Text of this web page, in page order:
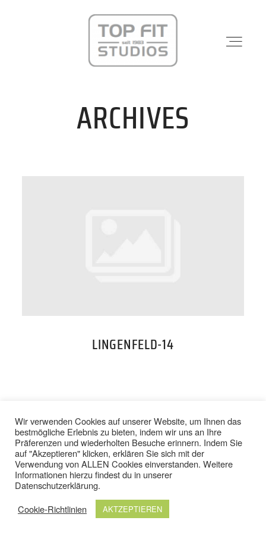
STANDORTE
ONLINE SHOP
ARCHIVES
LINGENFELD-14
BACK TO TOP
© 2024 TOP FIT STUDIOS. ALLE RECHTE VORBEHALTEN.
IMPRESSUM DATENSCHUTZ
/
AGB / WIDERRUFSBELEHRUNG
Wir verwenden Cookies auf unserer Website, um Ihnen das
bestmögliche Erlebnis zu bieten, indem wir uns an Ihre
Präferenzen und wiederholten Besuche erinnern. Indem Sie
auf "Akzeptieren" klicken, erklären Sie sich mit der
Verwendung von ALLEN Cookies einverstanden. Weitere
Informationen hierzu findest du in unserer
Datenschutzerklärung.
Cookie-Richtlinien
AKTZEPTIEREN